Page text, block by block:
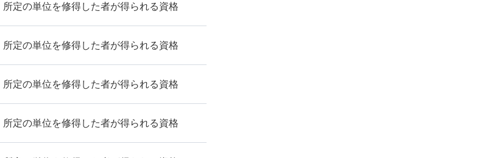
所定の単位を修得した者が得られる資格
所定の単位を修得した者が得られる資格
所定の単位を修得した者が得られる資格
所定の単位を修得した者が得られる資格